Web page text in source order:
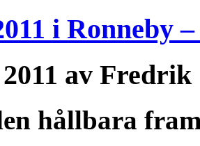
i Ronneby
av Fredrik
hållbara